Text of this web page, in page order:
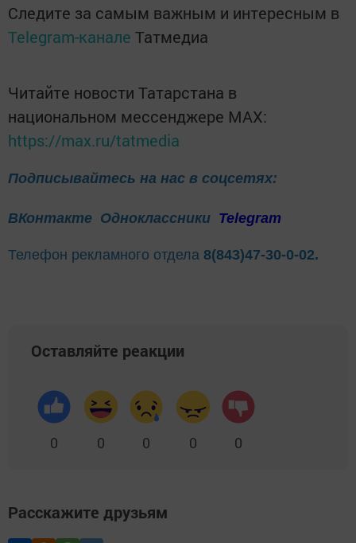
Следите за самым важным и интересным в
Telegram-канале Татмедиа
Читайте новости Татарстана в
национальном мессенджере MАХ:
https://max.ru/tatmedia
Подписывайтесь на нас в соцсетях:
ВКонтакте Одноклассники Telegram
Телефон рекламного отдела 8(843)47-30-0-02.
Оставляйте реакции
0 0 0 0 0
Расскажите друзьям